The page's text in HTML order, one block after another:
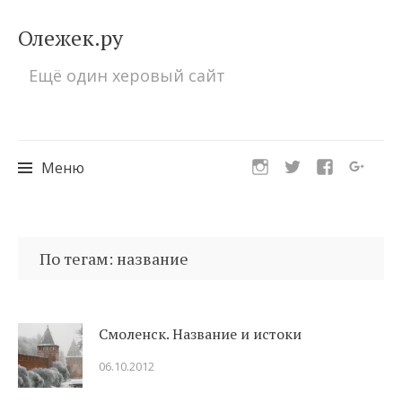
Олежек.ру
Ещё один херовый сайт
Меню
кПо тегам: название
Смоленск. Название и истоки
06.10.2012